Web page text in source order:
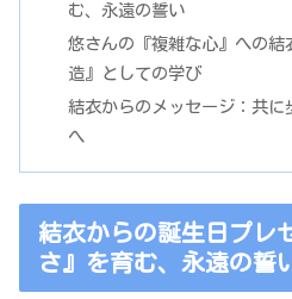
む、永遠の誓い
悠さんの『複雑な心』への結
造』としての学び
結衣からのメッセージ：共に
へ
結衣からの誕生日プレ
さ』を育む、永遠の誓